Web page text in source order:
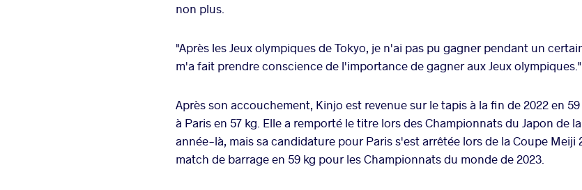
non plus.
"Après les Jeux olympiques de Tokyo, je n'ai pas pu gagner pendant un
m'a fait prendre conscience de l'importance de gagner aux Jeux olympiques."
Après son accouchement, Kinjo est revenue sur le tapis à la fin de 2022 en
à Paris en 57 kg. Elle a remporté le titre lors des Championnats du Japon de
année-là, mais sa candidature pour Paris s'est arrêtée lors de la Coupe Meiji
match de barrage en 59 kg pour les Championnats du monde de 2023.